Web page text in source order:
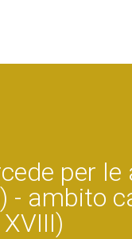
per le
- ambito